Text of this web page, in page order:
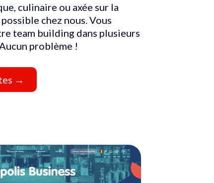
culinaire ou axée sur la
chez nous. Vous
team building dans plusieurs
problème !
→